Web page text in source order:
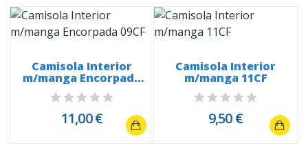
Camisola Interior
m/manga Encorpada
09CF
11,00 €
Camisola Interior
m/manga 11CF
9,50 €